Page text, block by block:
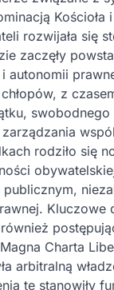
Kościoła
rozwijała się
zaczęły
autonomii
z
swobodnego
rodziło się
publicznym,
Kluczowe
Charta
arbitralną
te stanowiły